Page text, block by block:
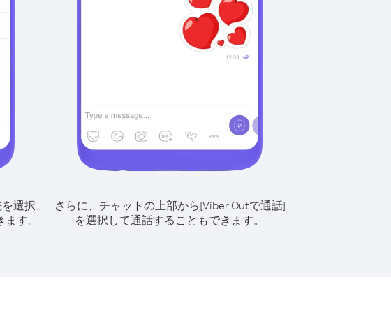
選択
す。
さらに、チャットの上部から[Viber Outで通話]
を選択して通話することもできます。